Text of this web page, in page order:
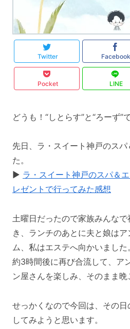
Twitter Facebook
Pocket LINE
どうも！“しとらす”と“ろーず”で
先日、ラ・スイート神戸のス
た。
▶︎ ラ・スイート神戸のスパ＆
レゼントで行ってみた感想
土曜日だったので家族みんな
き、ランチのあとに夫と娘は
ム、私はエステへ向かいました。
約3時間後に再び合流して、ア
ン屋さんを楽しみ、そのまま晩
せっかくなので今回は、その
してみようと思います。